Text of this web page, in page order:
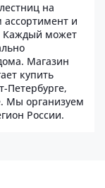
на
ассортимент и
Каждый может
Магазин
купить
Петербурге,
Мы организуем
России.